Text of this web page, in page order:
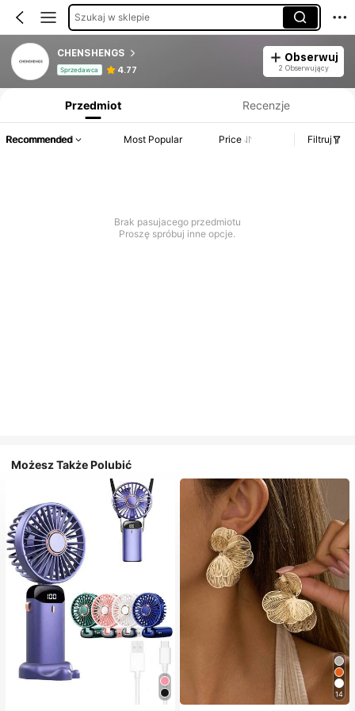
Szukaj w sklepie
CHENSHENGS
Sprzedawca 4.77
Obserwuj
2 Obserwujący
Przedmiot Recenzje
Recommended Most Popular Price Filtruj
Brak pasujacego przedmiotu
Proszę spróbuj inne opcje.
Możesz Także Polubić
14